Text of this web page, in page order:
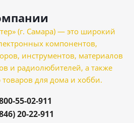
(г. Самара) — это широкий
компонентов,
инструментов, материалов
и радиолюбителей, а также
для дома и хобби.
55-02-911
20-22-911